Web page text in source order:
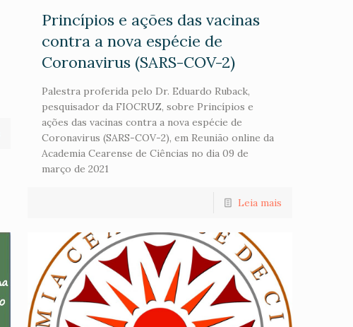
Princípios e ações das vacinas
contra a nova espécie de
Coronavirus (SARS-COV-2)
Palestra proferida pelo Dr. Eduardo Ruback,
pesquisador da FIOCRUZ, sobre Princípios e
ações das vacinas contra a nova espécie de
Coronavirus (SARS-COV-2), em Reunião online da
Academia Cearense de Ciências no dia 09 de
março de 2021
Leia mais